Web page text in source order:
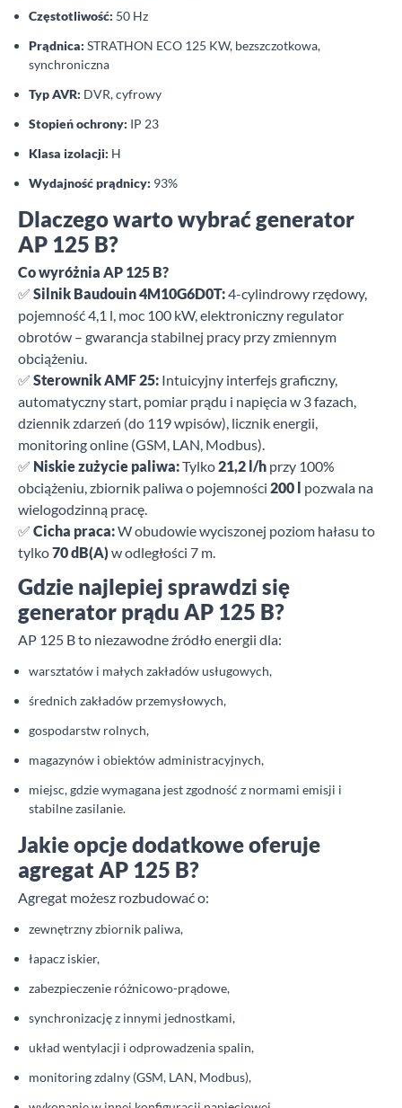
Częstotliwość: 50 Hz
Prądnica: STRATHON ECO 125 KW, bezszczotkowa,
synchroniczna
Typ AVR: DVR, cyfrowy
Stopień ochrony: IP 23
Klasa izolacji: H
Wydajność prądnicy: 93%
Dlaczego warto wybrać generator
AP 125 B?
Co wyróżnia AP 125 B?
✅ Silnik Baudouin 4M10G6D0T:4-cylindrowy rzędowy,
pojemność 4,1 l, moc 100 kW, elektroniczny regulator
obrotów – gwarancja stabilnej pracy przy zmiennym
obciążeniu.
✅ Sterownik AMF 25: Intuicyjny interfejs graficzny,
automatyczny start, pomiar prądu i napięcia w 3 fazach,
dziennik zdarzeń (do 119 wpisów), licznik energii,
monitoring online (GSM, LAN, Modbus).
✅ Niskie zużycie paliwa:Tylko21,2 l/h przy 100%
obciążeniu, zbiornik paliwa o pojemności 200 l pozwala na
wielogodzinną pracę.
✅ Cicha praca:W obudowie wyciszonej poziom hałasu to
tylko70 dB(A)w odległości 7 m.
Gdzie najlepiej sprawdzi się
generator prądu AP 125 B?
AP 125 B to niezawodne źródło energii dla:
warsztatów i małych zakładów usługowych,
średnich zakładów przemysłowych,
gospodarstw rolnych,
magazynów i obiektów administracyjnych,
miejsc, gdzie wymagana jest zgodność z normami emisji i
stabilne zasilanie.
Jakie opcje dodatkowe oferuje
agregat AP 125 B?
Agregat możesz rozbudować o:
zewnętrzny zbiornik paliwa,
łapacz iskier,
zabezpieczenie różnicowo-prądowe,
synchronizację z innymi jednostkami,
układ wentylacji i odprowadzenia spalin,
monitoring zdalny (GSM, LAN, Modbus),